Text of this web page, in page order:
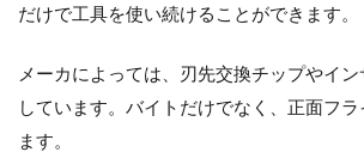
だけで工具を使い続けることができます。
メーカによっては、刃先交換チップやイ
しています。バイトだけでなく、正面フ
ます。